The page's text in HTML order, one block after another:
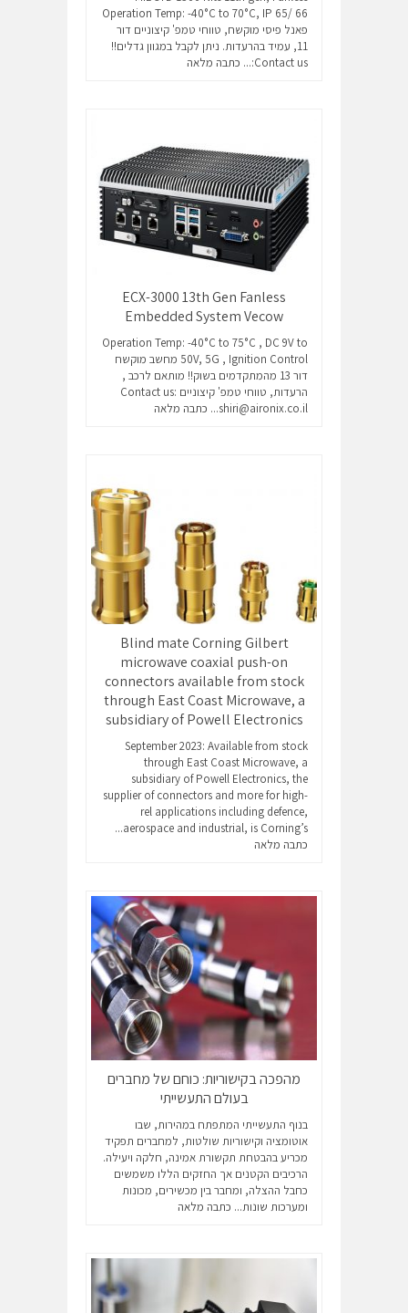
Operation Temp: -40°C to 70°C, IP 65/ 66
פאנל פיסי מוקשח, טווחי טמפ' קיצוניים דור
11, עמיד בהרעדות. ניתן לקבל במגוון גדלים!!
Contact us:...
כתבה מלאה
ECX-3000 13th Gen Fanless
Embedded System Vecow
Operation Temp: -40°C to 75°C , DC 9V to
50V, 5G , Ignition Control מחשב מוקשח
דור 13 מהמתקדמים בשוק!! מותאם לרכב ,
הרעדות, טווחי טמפ' קיצוניים Contact us:
shiri@aironix.co.il...
כתבה מלאה
Blind mate Corning Gilbert
microwave coaxial push-on
connectors available from stock
through East Coast Microwave, a
subsidiary of Powell Electronics
September 2023: Available from stock
through East Coast Microwave, a
subsidiary of Powell Electronics, the
supplier of connectors and more for high-
rel applications including defence,
aerospace and industrial, is Corning’s...
כתבה מלאה
מהפכה בקישוריות: כוחם של מחברים
בעולם התעשייתי
בנוף התעשייתי המתפתח במהירות, שבו
אוטומציה וקישוריות שולטות, למחברים תפקיד
מכריע בהבטחת תקשורת אמינה, חלקה ויעילה.
הרכיבים הקטנים אך החזקים הללו משמשים
כחבל ההצלה, ומחבר בין מכשירים, מכונות
ומערכות שונות... כתבה מלאה